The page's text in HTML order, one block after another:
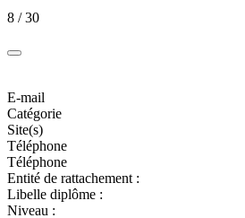
8 / 30
E-mail
Catégorie
Site(s)
Téléphone
Téléphone
Entité de rattachement :
Libelle diplôme :
Niveau :